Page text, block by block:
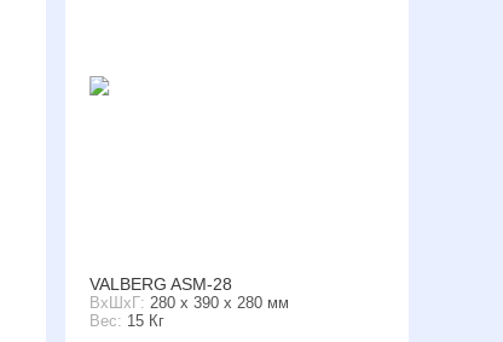
VALBERG ASM-28
ВxШxГ: 280 x 390 x 280 мм
Вес: 15 Кг